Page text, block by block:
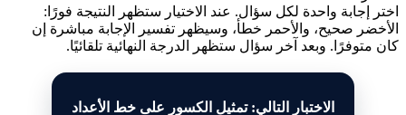
اختر إجابة واحدة لكل سؤال. عند الاختيار ستظهر النتيجة فورًا:
الأخضر صحيح، والأحمر خطأ، وسيظهر تفسير الإجابة مباشرة إن
كان متوفرًا. وبعد آخر سؤال ستظهر الدرجة النهائية تلقائيًا.
الاختبار التالي: تمثيل الكسور على خط الأعداد